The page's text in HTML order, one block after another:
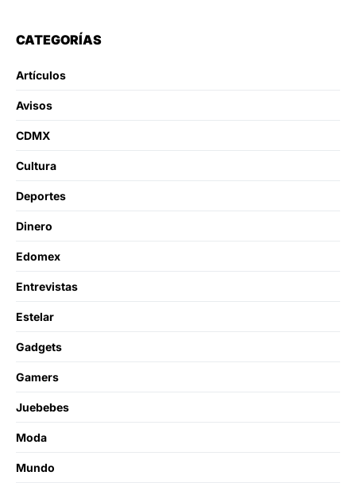
CATEGORÍAS
Artículos
Avisos
CDMX
Cultura
Deportes
Dinero
Edomex
Entrevistas
Estelar
Gadgets
Gamers
Juebebes
Moda
Mundo